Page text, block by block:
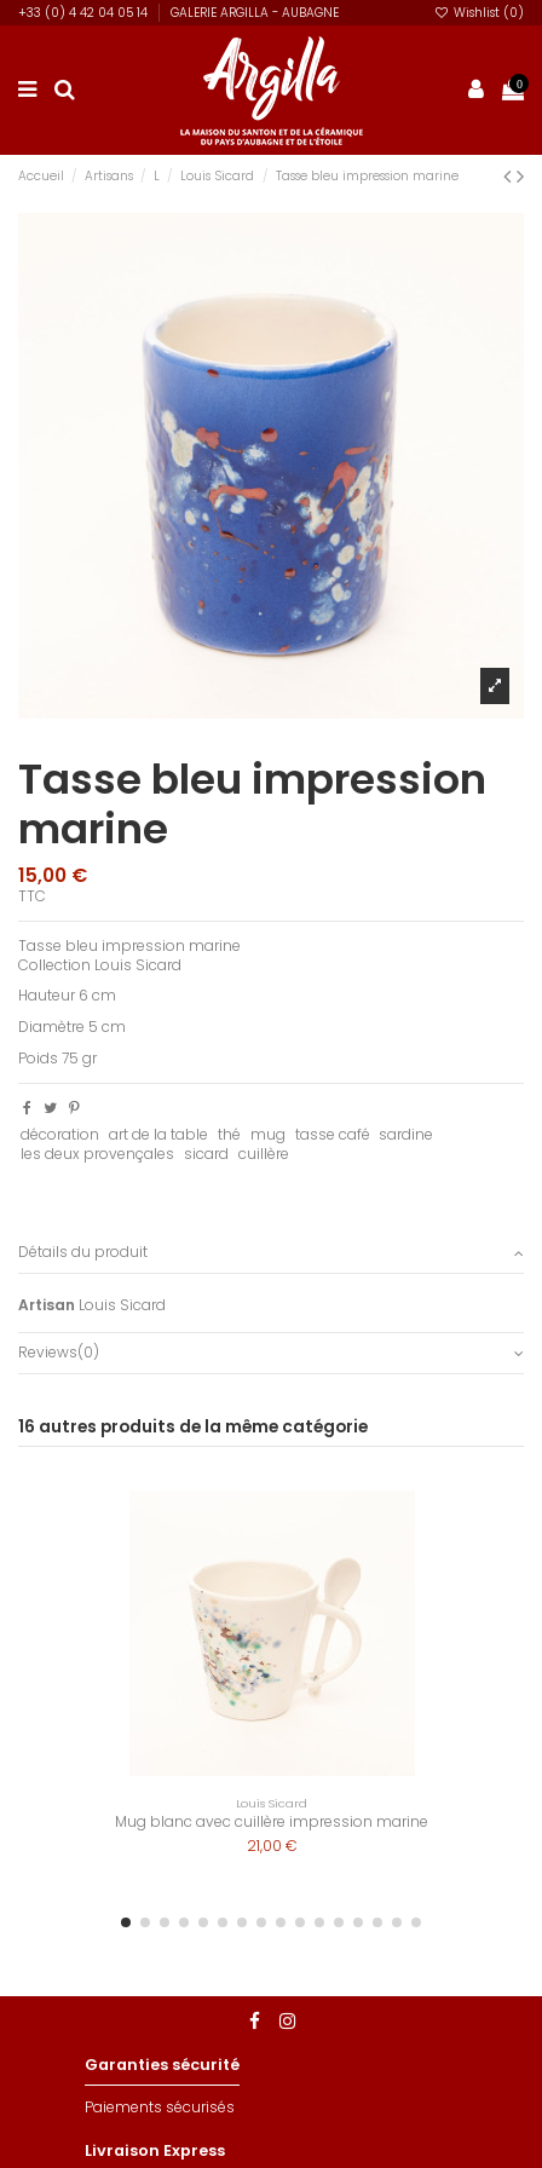
+33 (0) 4 42 04 05 14 GALERIE ARGILLA - AUBAGNE Wishlist (0)
0
Accueil Artisans L Louis Sicard Tasse bleu impression marine
Tasse bleu impression
marine
15,00 €
TTC
Tasse bleu impression marine
Collection Louis Sicard
Hauteur 6 cm
Diamètre 5 cm
Poids 75 gr
décoration art de la table thé mug tasse café sardine
les deux provençales sicard cuillère
Détails du produit
Artisan Louis Sicard
Reviews(0)
16 autres produits de la même catégorie
Louis Sicard
Mug blanc avec cuillère impression marine
21,00 €
Garanties sécurité
Paiements sécurisés
Livraison Express